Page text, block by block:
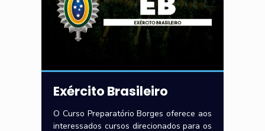
Exército Brasileiro
O Curso Preparatório Borges oferece aos
interessados cursos direcionados para os